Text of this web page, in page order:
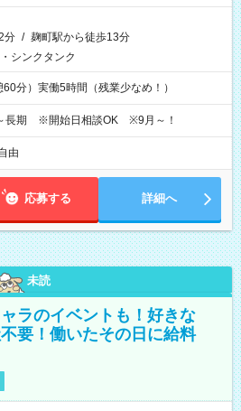
分 / 麹町駅から徒歩13分
シンクタンク
分）実働5時間（残業少なめ！）
長期 ※開始日相談OK ※9月～！
由
応募する 詳細へ
未読
ラのイベントも！好きな
要！働いたその日に給料